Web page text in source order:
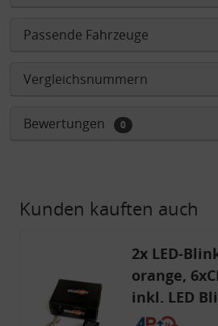
Passende Fahrzeuge
Vergleichsnummern
Bewertungen 0
Kunden kauften auch
2x LED-
orange,
inkl. LED
CF 14